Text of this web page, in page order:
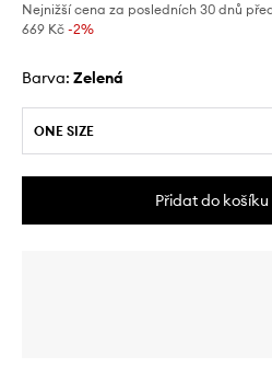
Nejnižší cena za posledních 30 dnů
669 Kč -2%
Barva: zelená
ONE SIZE
Přidat do košíku